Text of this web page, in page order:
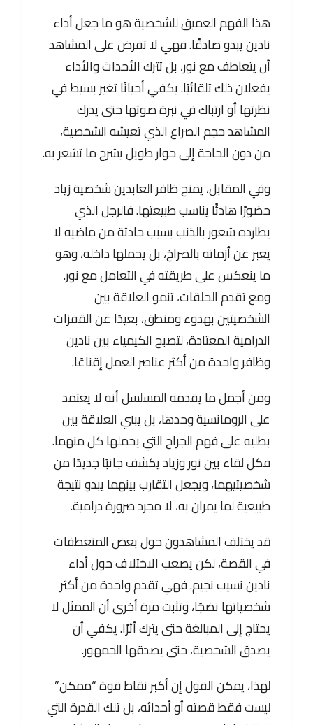
هذا الفهم العميق للشخصية هو ما جعل أداء
نادين يبدو صادقًا. فهي لا تفرض على المشاهد
أن يتعاطف مع نور، بل تترك الأحداث والأداء
يفعلان ذلك تلقائيًا. يكفي أحيانًا تغير بسيط في
نظرتها أو ارتباك في نبرة صوتها حتى يدرك
المشاهد حجم الصراع الذي تعيشه الشخصية،
من دون الحاجة إلى حوار طويل يشرح ما تشعر به.
وفي المقابل، يمنح ظافر العابدين شخصية زياد
حضورًا هادئًا يناسب طبيعتها. فالرجل الذي
يطارده شعور بالذنب بسبب حادثة من ماضيه لا
يعبر عن أزماته بالصراخ، بل يحملها داخله، وهو
ما ينعكس على طريقته في التعامل مع نور.
ومع تقدم الحلقات، تنمو العلاقة بين
الشخصيتين بهدوء ومنطق، بعيدًا عن القفزات
الدرامية المعتادة، لتصبح الكيمياء بين نادين
وظافر واحدة من أكثر عناصر العمل إقناعًا.
ومن أجمل ما يقدمه المسلسل أنه لا يعتمد
على الرومانسية وحدها، بل يبني العلاقة بين
بطليه على فهم الجراح التي يحملها كل منهما.
فكل لقاء بين نور وزياد يكشف جانبًا جديدًا من
شخصيتيهما، ويجعل التقارب بينهما يبدو نتيجة
طبيعية لما يمران به، لا مجرد ضرورة درامية.
قد يختلف المشاهدون حول بعض المنعطفات
في القصة، لكن يصعب الاختلاف حول أداء
نادين نسيب نجيم. فهي تقدم واحدة من أكثر
شخصياتها نضجًا، وتثبت مرة أخرى أن الممثل لا
يحتاج إلى المبالغة حتى يترك أثرًا. يكفي أن
يصدق الشخصية، حتى يصدقها الجمهور.
لهذا، يمكن القول إن أكبر نقاط قوة “ممكن”
ليست فقط قصته أو أحداثه، بل تلك القدرة التي